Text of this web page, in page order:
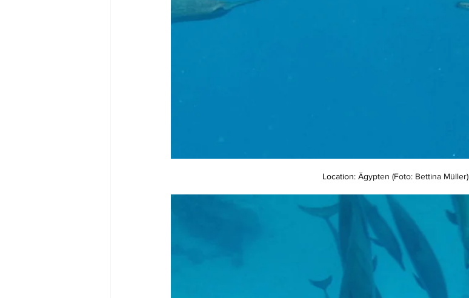
Location: Ägypten (Foto: Bettina Müller)